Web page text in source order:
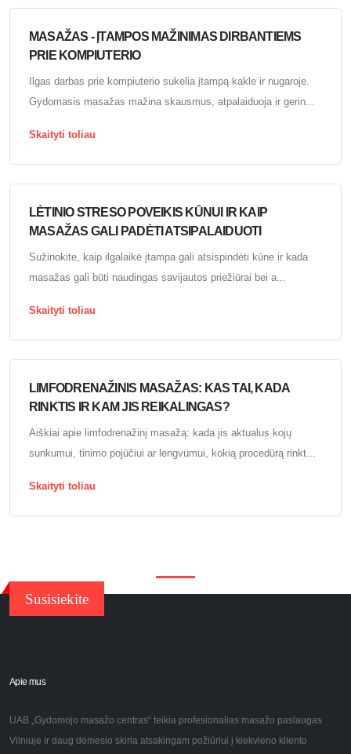
MASAŽAS - ĮTAMPOS MAŽINIMAS DIRBANTIEMS
PRIE KOMPIUTERIO
Ilgas darbas prie kompiuterio sukelia įtampą kakle ir nugaroje.
Gydomasis masažas mažina skausmus, atpalaiduoja ir gerin...
Skaityti toliau
LĖTINIO STRESO POVEIKIS KŪNUI IR KAIP
MASAŽAS GALI PADĖTI ATSIPALAIDUOTI
Sužinokite, kaip ilgalaikė įtampa gali atsispindėti kūne ir kada
masažas gali būti naudingas savijautos priežiūrai bei a...
Skaityti toliau
LIMFODRENAŽINIS MASAŽAS: KAS TAI, KADA
RINKTIS IR KAM JIS REIKALINGAS?
Aiškiai apie limfodrenažinį masažą: kada jis aktualus kojų
sunkumui, tinimo pojūčiui ar lengvumui, kokią procedūrą rinkt...
Skaityti toliau
Susisiekite
Apie mus
UAB „Gydomojo masažo centras“ teikia profesionalias masažo paslaugas
Vilniuje ir daug dėmesio skiria atsakingam požiūriui į kiekvieno kliento